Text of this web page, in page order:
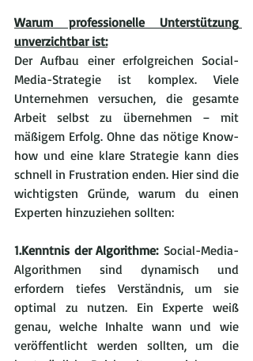
Warum professionelle Unterstützung
unverzichtbar ist:
Der Aufbau einer erfolgreichen Social-
Media-Strategie ist komplex. Viele
Unternehmen versuchen, die gesamte
Arbeit selbst zu übernehmen – mit
mäßigem Erfolg. Ohne das nötige Know-
how und eine klare Strategie kann dies
schnell in Frustration enden. Hier sind die
wichtigsten Gründe, warum du einen
Experten hinzuziehen sollten:
1.Kenntnis der Algorithme: Social-Media-
Algorithmen sind dynamisch und
erfordern tiefes Verständnis, um sie
optimal zu nutzen. Ein Experte weiß
genau, welche Inhalte wann und wie
veröffentlicht werden sollten, um die